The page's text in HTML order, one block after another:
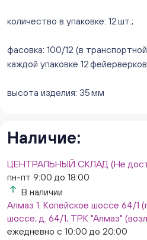
Слон. Миасс, Автозаводцев
Сталеваров 5(ЦВЕТЫ) (г.
5/3)
Нет в наличии
количество в упаковке: 12 шт.;
фасовка: 100/12 (в
каждой упаковке 12
высота изделия: 35 мм
Наличие:
ЦЕНТРАЛЬНЫЙ СКЛАД (Не
пн-пт 9:00 до 18:00
В наличии
Алмаз 1. Копейское шоссе 64/1
шоссе, д. 64/1, ТРК "Алмаз"
ежедневно с 10:00 до 20:00